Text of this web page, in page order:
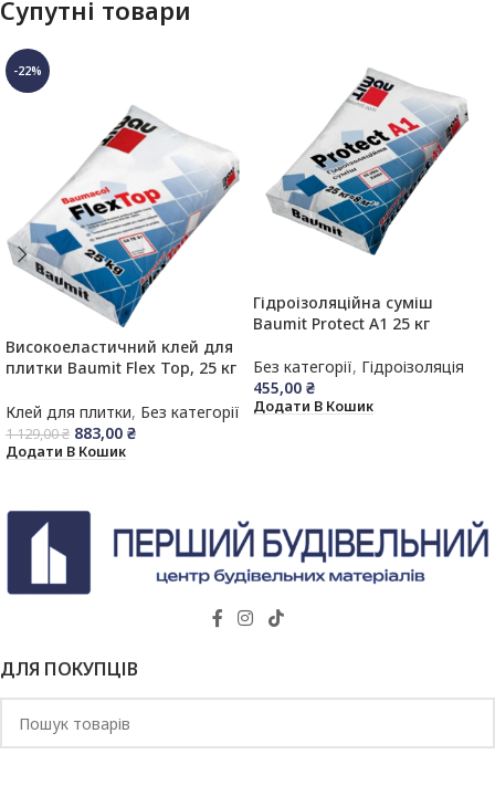
Супутні товари
-22%
Високоеластичний клей для
плитки Baumit Flex Top, 25 кг
Клей для плитки, Без категорії
1 129,00₴ 883,00 ₴
Додати В Кошик
Гідроізоляційна суміш
Baumit Protect А1 25 кг
Без категорії, Гідроізоляція
455,00 ₴
Додати В Кошик
ДЛЯ ПОКУПЦІВ